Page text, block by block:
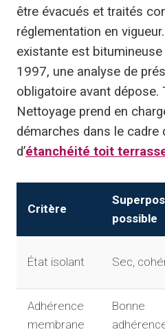
être évacués et traités
réglementation en
existante est
1997, une analyse de
obligatoire avant dépose.
Nettoyage prend en
démarches dans le cadre
d’étanchéité toit
Critère
possible
État isolant Sec,
Adhérence
membrane
Bonne